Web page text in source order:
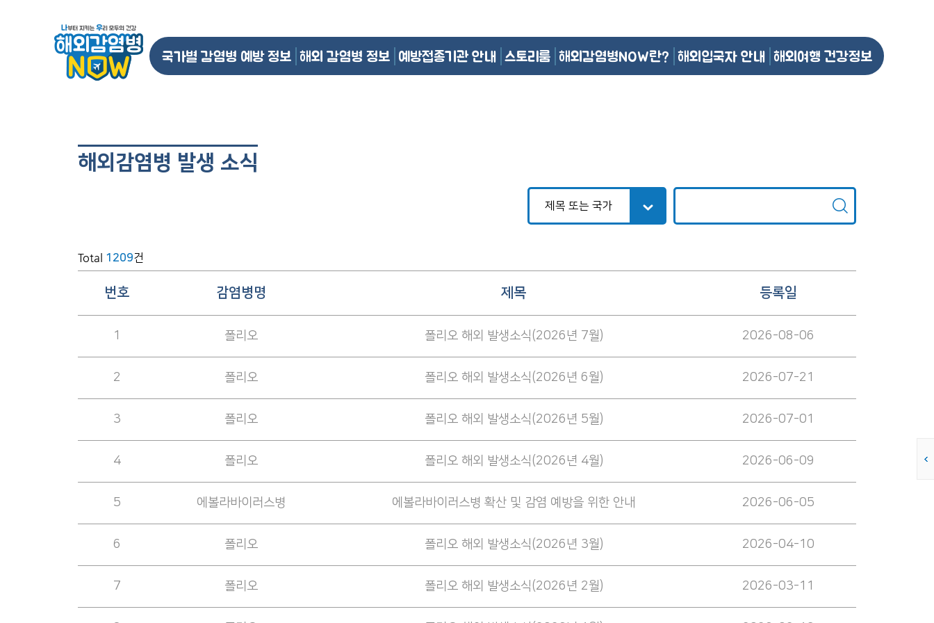
국가별 감염병 예방 정보 해외 감염병 정보 예방접종기관 안내 스토리룸 해외감염병NOW란? 해외입국자 안내 해외여행 건강정보
해외감염병 발생 소식
Total 1209건
번호 감염병명 제목 등록일
1 폴리오 폴리오 해외 발생소식(2026년 7월) 2026-08-06
2 폴리오 폴리오 해외 발생소식(2026년 6월) 2026-07-21
3 폴리오 폴리오 해외 발생소식(2026년 5월) 2026-07-01
4 폴리오 폴리오 해외 발생소식(2026년 4월) 2026-06-09
5 에볼라바이러스병 에볼라바이러스병 확산 및 감염 예방을 위한 안내 2026-06-05
6 폴리오 폴리오 해외 발생소식(2026년 3월) 2026-04-10
7 폴리오 폴리오 해외 발생소식(2026년 2월) 2026-03-11